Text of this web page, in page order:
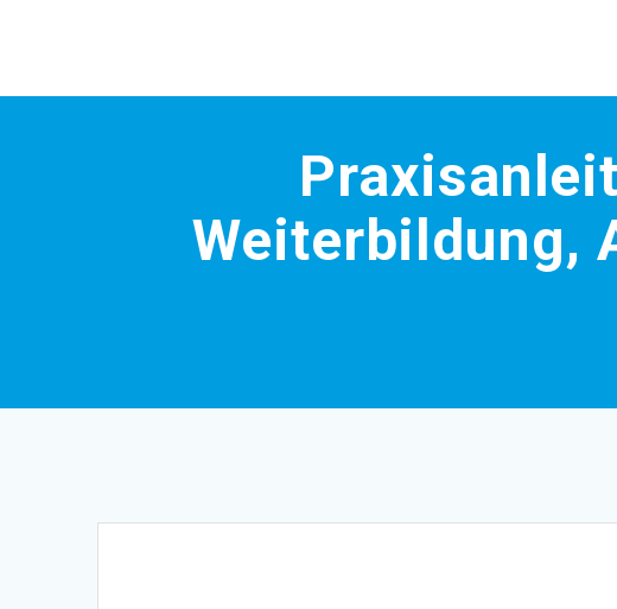
Weiterbildung,